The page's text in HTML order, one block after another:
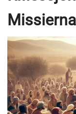
Missierna